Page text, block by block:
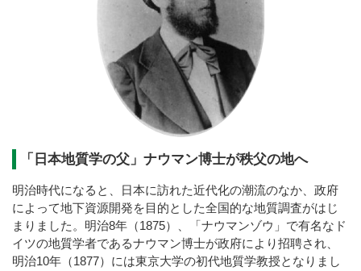
「日本地質学の父」ナウマン博士が秩父の地へ
明治時代になると、日本に訪れた近代化の潮流のなか、政府
によって地下資源開発を目的とした全国的な地質調査がはじ
まりました。明治8年（1875）、「ナウマンゾウ」で有名なド
イツの地質学者であるナウマン博士が政府により招聘され、
明治10年（1877）には東京大学の初代地質学教授となりまし